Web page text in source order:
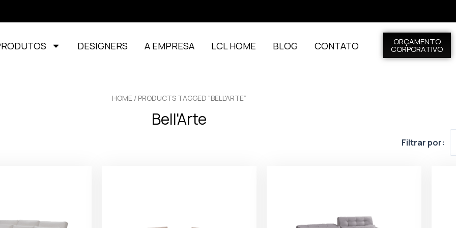
DESIGNERS A EMPRESA LCL HOME BLOG CONTATO ORÇAMENTO
CORPORATIVO
HOME / PRODUCTS TAGGED “BELL'ARTE”
Bell'Arte
Filtrar por: